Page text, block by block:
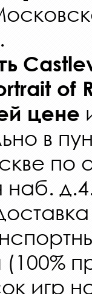
.
of
цене
в
по
наб.
игр